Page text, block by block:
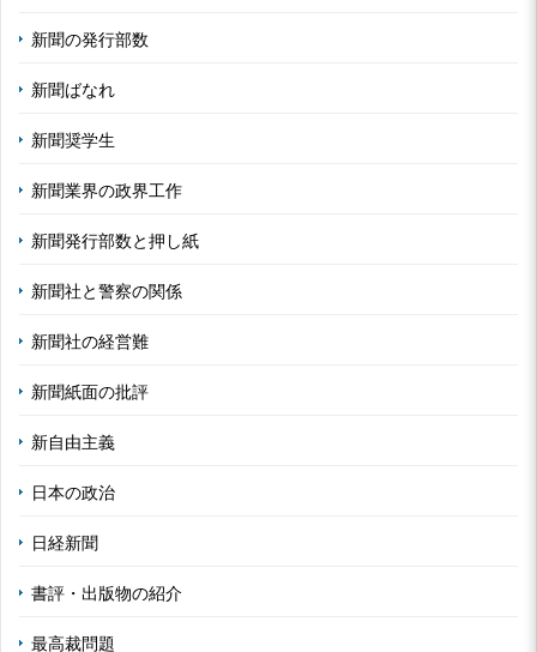
新聞の発行部数
新聞ばなれ
新聞奨学生
新聞業界の政界工作
新聞発行部数と押し紙
新聞社と警察の関係
新聞社の経営難
新聞紙面の批評
新自由主義
日本の政治
日経新聞
書評・出版物の紹介
最高裁問題